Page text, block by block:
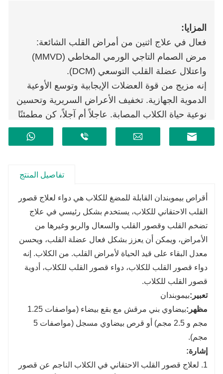
المزايا:
فعال في علاج اثنين من أمراض القلب الشائعة:
مرض الصمام التاجي الورمي المخاطي (MMVD)
واعتلال عضلة القلب التوسعي (DCM).
إنه مزيج من قوة العضلات الإيجابية وتوسع الأوعية
الدموية الجهازية. تخفيف الأعراض السريرية وتحسين
نوعية حياة الكلاب المصابة. عاجلاً أم آجلاً، كن مطمئنًا
إلى الحياة.
مدة الصلاحية:
تخزين:
مختومة ومخزنة في مكان جاف تحت 25
درجة مئوية.
تفاصيل المنتج
أقراص بيموبندان القابلة للمضغ للكلاب هي دواء لعلاج قصور
القلب الاحتقاني للكلاب، يستخدم بشكل رئيسي في علاج
تضخم القلب وقصور القلب والسعال والربو وغيرها من
الأمراض، ويمكن أن يعزز بشكل فعال عضلة القلب، ويحسن
معدل البقاء على قيد الحياة لأمراض القلب. من الكلاب. إنه
دواء قصور القلب للكلاب، دواء قصور القلب للكلاب، أدوية
قصور القلب للكلاب.
تعبير:بيموبندان
مظهر:
بيضاوي بني مرقش مع بقع بيضاء (مواصفات 1.25
مجم و 2.5 مجم) أو قرص بيضاوي مسجل (مواصفات 5
مجم).
إشارة:
1. لعلاج قصور القلب الاحتقاني في الكلاب الناجم عن قصور